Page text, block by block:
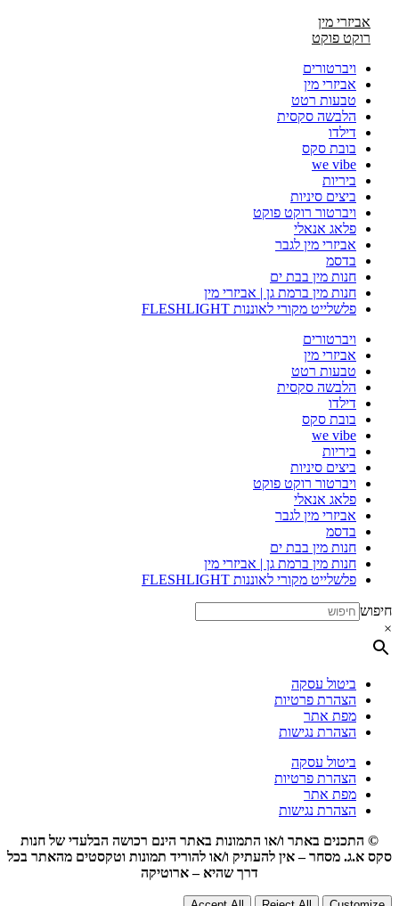
אביזרי מין
רוקט פוקט
ויברטורים
אביזרי מין
טבעות רטט
הלבשה סקסית
דילדו
בובת סקס
we vibe
ביריות
ביצים סיניות
ויברטור רוקט פוקט
פלאג אנאלי
אביזרי מין לגבר
בדסמ
חנות מין בבת ים
חנות מין ברמת גן | אביזרי מין
פלשלייט מקורי לאוננות FLESHLIGHT
ויברטורים
אביזרי מין
טבעות רטט
הלבשה סקסית
דילדו
בובת סקס
we vibe
ביריות
ביצים סיניות
ויברטור רוקט פוקט
פלאג אנאלי
אביזרי מין לגבר
בדסמ
חנות מין בבת ים
חנות מין ברמת גן | אביזרי מין
פלשלייט מקורי לאוננות FLESHLIGHT
חיפוש
×
ביטול עסקה
הצהרת פרטיות
מפת אתר
הצהרת נגישות
ביטול עסקה
הצהרת פרטיות
מפת אתר
הצהרת נגישות
© התכנים באתר ו/או התמונות באתר הינם רכושה הבלעדי של חנות
סקס א.ג. מסחר – אין להעתיק ו/או להוריד תמונות וטקסטים מהאתר בכל
דרך שהיא – ארוטיקה